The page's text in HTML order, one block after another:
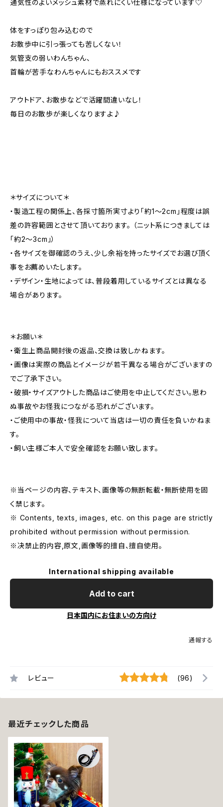
通気性のよいメッシュ素材で蒸れにくい仕様になっています♡
体をすっぽり包み込むので
お散歩中に引っ張っても苦しくない！
気管支の弱いわんちゃん、
首輪が苦手なわんちゃんにもおススメです
アウトドア、お散歩などで活躍間違いなし！
毎日のお散歩が楽しくなりますよ♪
＊サイズについて＊
・製造工程の関係上、各採寸箇所実寸より「約1～2cm」程度は誤
差の許容範囲とさせて頂いております。 （ニット系につきましては
「約2～3cm」）
・各サイズを御確認のうえ、少し余裕を持ったサイズでお選び頂く
事をお薦めいたします。
・デザイン・生地によっては、普段着用しているサイズとは異なる
場合があります。
＊お願い＊
・衛生上商品開封後の返品、交換は致しかねます。
・画像は実際の商品とイメージが若干異なる場合がございますの
でご了承下さい。
・破損・サイズアウトした商品はご使用を中止してください。思わ
ぬ事故やお怪我につながる恐れがございます。
・ご使用中の事故・怪我について当店は一切の責任を負いかねま
す。
・飼い主様ご本人で安全確認をお願い致します。
※当ページの内容、テキスト、画像等の無断転載・無断使用を固
く禁じます。
※ Contents, texts, images, etc. on this page are strictly
prohibited without permission without permission.
※决禁止的内容,原文,画像等的擅自、擅自使用。
International shipping available
Add to cart
日本国内にお住まいの方向け
通報する
レビュー (96)
最近チェックした商品